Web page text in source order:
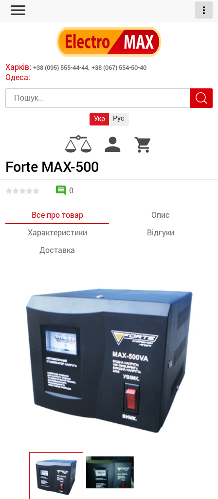
menu more_vert
Харків: +38 (095) 555-44-44, +38 (067) 554-50-40
Одеса:
Укр Рус
person shopping_cart
обігрівачі
машини
для
Forte MAX-500
comment 0
Все про товар
Опис
Характеристики
Відгуки
Доставка